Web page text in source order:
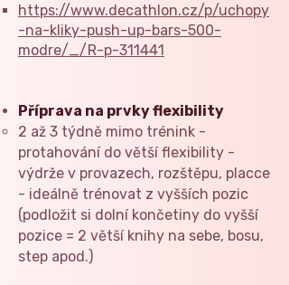
https://www.decathlon.cz/p/uchopy
-na-kliky-push-up-bars-500-
modre/_/R-p-311441
Příprava na prvky flexibility
​2 až 3 týdně mimo trénink -
protahování do větší flexibility -
výdrže v provazech, rozštěpu, placce
- ideálně trénovat z vyšších pozic
(podložit si dolní končetiny do vyšší
pozice = 2 větší knihy na sebe, bosu,
step apod.)